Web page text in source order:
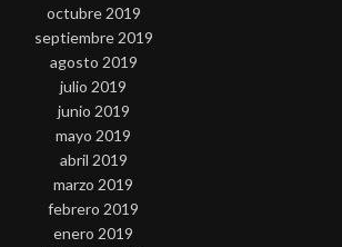
octubre 2019
septiembre 2019
agosto 2019
julio 2019
junio 2019
mayo 2019
abril 2019
marzo 2019
febrero 2019
enero 2019